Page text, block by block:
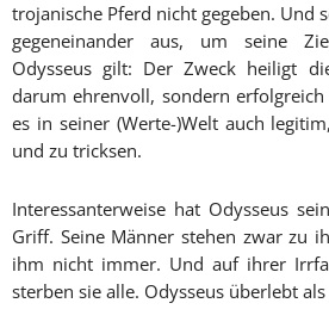
trojanische Pferd nicht gegeben. Und
gegeneinander aus, um seine
Odysseus gilt: Der Zweck heiligt
darum ehrenvoll, sondern
es in seiner (Werte-)Welt auch
und zu tricksen.
Interessanterweise hat Odysseus
Griff. Seine Männer stehen zwar zu
ihm nicht immer. Und auf ihrer
sterben sie alle. Odysseus überlebt als